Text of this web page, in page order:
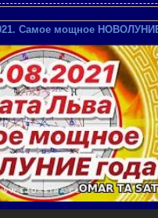
Самое мощное